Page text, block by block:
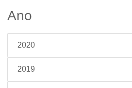
Ano
2020
2019